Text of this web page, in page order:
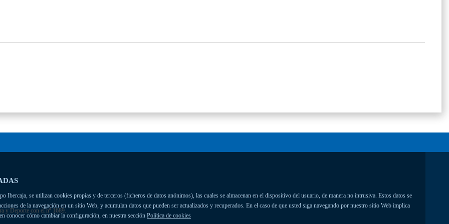
se utilizan cookies propias y de terceros (ficheros de datos anónimos), las cuales se almacenan en el dispositivo del usuario, de manera no intrusiva. Estos datos se
de la navegación en un sitio Web, y acumulan datos que pueden ser actualizados y recuperados. En el caso de que usted siga navegando por nuestro sitio Web implica
conocer cómo cambiar la configuración, en nuestra sección Política de cookies
y Deporte con el nº 1689.